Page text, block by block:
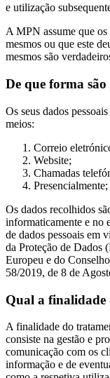
e utilização
A MPN assume que
mesmos ou que este
mesmos são
De que forma são
Os seus dados
meios:
Correio
Website;
Chamadas
Presencialmente;
Os dados recolhidos
informaticamente e no
de dados pessoais em
da Proteção de Dados
Europeu e do
58/2019, de 8 de
Qual a finalidade
A finalidade do
consiste na gestão e
comunicação com os
informação e de